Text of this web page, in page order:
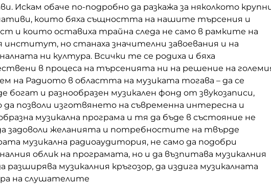
Искам обаче по-подробно да разкажа за няколкото
които бяха същността на нашите търсения и
и които оставиха трайна следа не само в рамките на
институт, но станаха значителни завоевания и на
ни култура. Всички те се родиха и бяха
в процеса на търсенията ни на решение на
на Радиото в областта на музиката тогава – да се
богат и разнообразен музикален фонд от звукозаписи,
да позволи изготвянето на съвременна интересна и
музикална програма и тя да бъде в състояние не
задоволи желанията и потребностите на твърде
музикална радиоаудитория, не само да подобри
облик на програмата, но и да възпитава музикалния
разширява музикалния кръгозор, да издига музикалната
на слушателите